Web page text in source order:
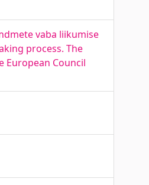
vaba liikumise
process. The
European Council